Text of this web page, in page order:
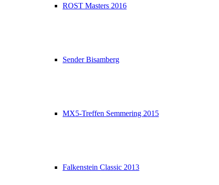
ROST Masters 2016
Sender Bisamberg
MX5-Treffen Semmering 2015
Falkenstein Classic 2013